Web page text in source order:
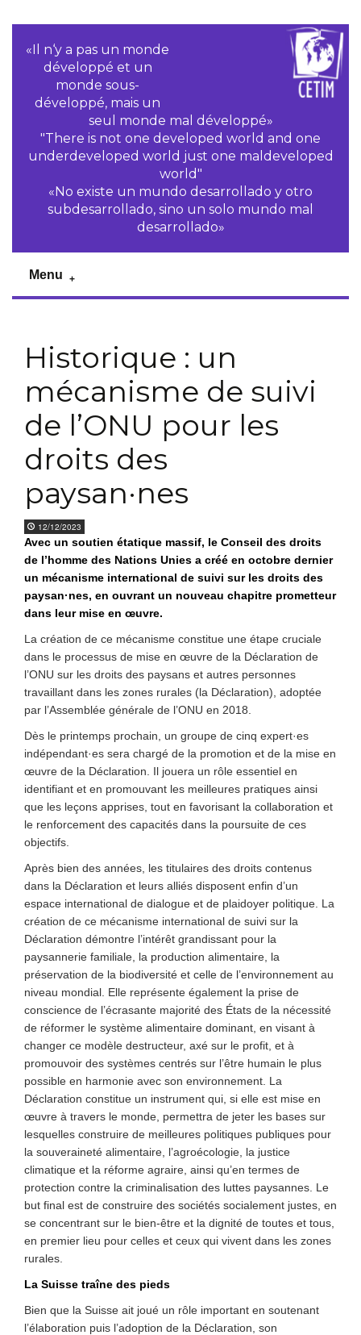
«Il n‘y a pas un monde
développé et un
monde sous-
développé, mais un
seul monde mal développé»
"There is not one developed world and one
underdeveloped world just one maldeveloped
world"
«No existe un mundo desarrollado y otro
subdesarrollado, sino un solo mundo mal
desarrollado»
Menu
Historique : un
mécanisme de suivi
de l’ONU pour les
droits des
paysan·nes
12/12/2023
Avec un soutien étatique massif, le Conseil des droits
de l’homme des Nations Unies a créé en octobre dernier
un mécanisme international de suivi sur les droits des
paysan·nes, en ouvrant un nouveau chapitre prometteur
dans leur mise en œuvre.
La création de ce mécanisme constitue une étape cruciale
dans le processus de mise en œuvre de la Déclaration de
l’ONU sur les droits des paysans et autres personnes
travaillant dans les zones rurales (la Déclaration), adoptée
par l’Assemblée générale de l’ONU en 2018.
Dès le printemps prochain, un groupe de cinq expert·es
indépendant·es sera chargé de la promotion et de la mise en
œuvre de la Déclaration. Il jouera un rôle essentiel en
identifiant et en promouvant les meilleures pratiques ainsi
que les leçons apprises, tout en favorisant la collaboration et
le renforcement des capacités dans la poursuite de ces
objectifs.
Après bien des années, les titulaires des droits contenus
dans la Déclaration et leurs alliés disposent enfin d’un
espace international de dialogue et de plaidoyer politique. La
création de ce mécanisme international de suivi sur la
Déclaration démontre l’intérêt grandissant pour la
paysannerie familiale, la production alimentaire, la
préservation de la biodiversité et celle de l’environnement au
niveau mondial. Elle représente également la prise de
conscience de l’écrasante majorité des États de la nécessité
de réformer le système alimentaire dominant, en visant à
changer ce modèle destructeur, axé sur le profit, et à
promouvoir des systèmes centrés sur l’être humain le plus
possible en harmonie avec son environnement. La
Déclaration constitue un instrument qui, si elle est mise en
œuvre à travers le monde, permettra de jeter les bases sur
lesquelles construire de meilleures politiques publiques pour
la souveraineté alimentaire, l’agroécologie, la justice
climatique et la réforme agraire, ainsi qu’en termes de
protection contre la criminalisation des luttes paysannes. Le
but final est de construire des sociétés socialement justes, en
se concentrant sur le bien-être et la dignité de toutes et tous,
en premier lieu pour celles et ceux qui vivent dans les zones
rurales.
La Suisse traîne des pieds
Bien que la Suisse ait joué un rôle important en soutenant
l’élaboration puis l’adoption de la Déclaration, son